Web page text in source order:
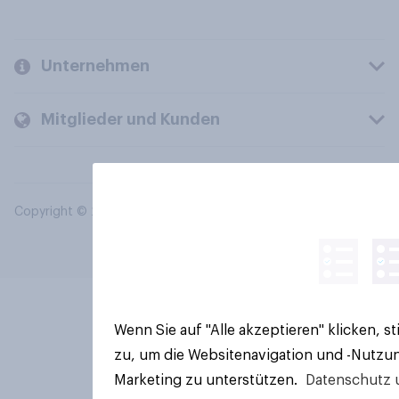
Unternehmen
Mitglieder und Kunden
Copyright © 2026 YouGov PLC. Alle Rechte vorbehalten.
Wenn Sie auf "Alle akzeptieren" klicken,
zu, um die Websitenavigation und -
Marketing zu unterstützen.
Datenschutz